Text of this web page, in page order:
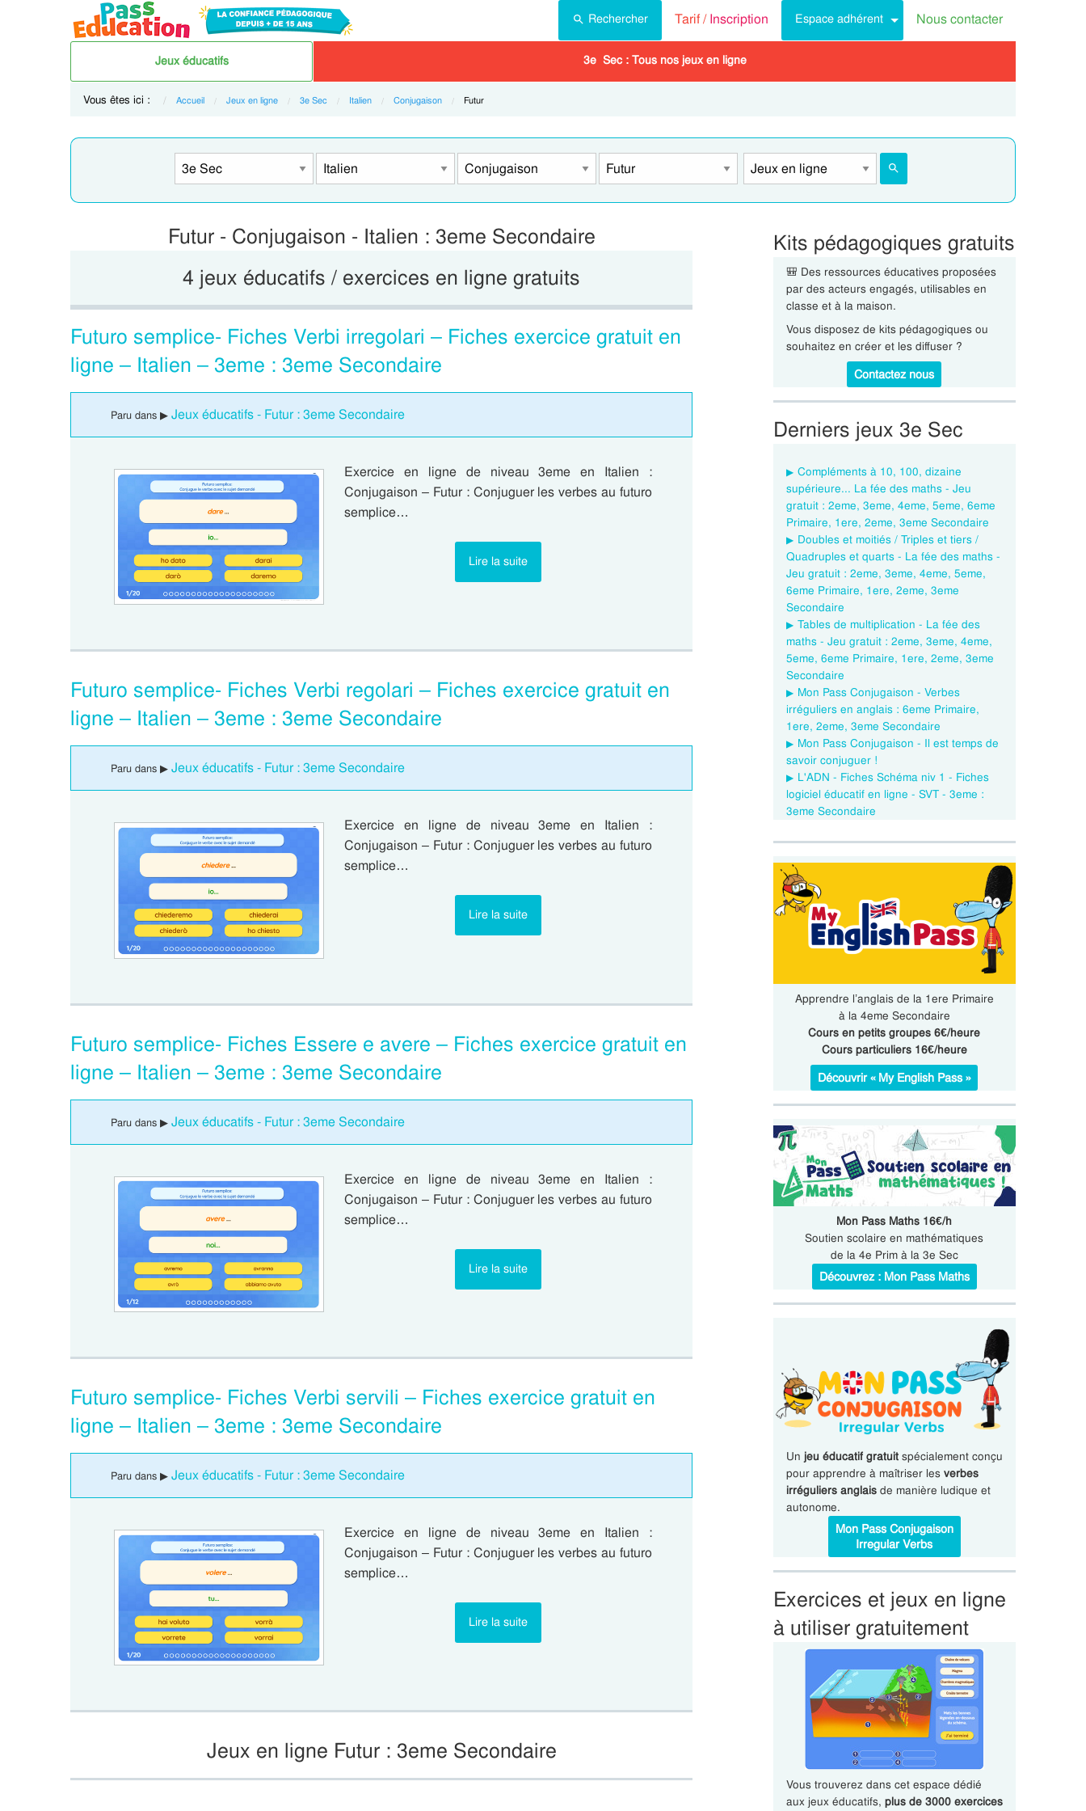
Rechercher Tarif /Inscription Espace adhérent Nous contacter
Jeux éducatifs 3e Sec : Tous nos jeux en ligne
Vous êtes ici : Accueil Jeux en ligne 3e Sec Italien Conjugaison Current:
Futur
Futur - Conjugaison - Italien : 3eme Secondaire
4 jeux éducatifs / exercices en ligne gratuits
Futuro semplice- Fiches Verbi irregolari – Fiches exercice gratuit en
ligne – Italien – 3eme : 3eme Secondaire
Paru dans ▶ Jeux éducatifs - Futur : 3eme Secondaire
Exercice en ligne de niveau 3eme en Italien :
Conjugaison – Futur : Conjuguer les verbes au futuro
semplice…
Lire la suite
Futuro semplice- Fiches Verbi regolari – Fiches exercice gratuit en
ligne – Italien – 3eme : 3eme Secondaire
Paru dans ▶ Jeux éducatifs - Futur : 3eme Secondaire
Exercice en ligne de niveau 3eme en Italien :
Conjugaison – Futur : Conjuguer les verbes au futuro
semplice…
Lire la suite
Futuro semplice- Fiches Essere e avere – Fiches exercice gratuit en
ligne – Italien – 3eme : 3eme Secondaire
Paru dans ▶ Jeux éducatifs - Futur : 3eme Secondaire
Exercice en ligne de niveau 3eme en Italien :
Conjugaison – Futur : Conjuguer les verbes au futuro
semplice…
Lire la suite
Futuro semplice- Fiches Verbi servili – Fiches exercice gratuit en
ligne – Italien – 3eme : 3eme Secondaire
Paru dans ▶ Jeux éducatifs - Futur : 3eme Secondaire
Exercice en ligne de niveau 3eme en Italien :
Conjugaison – Futur : Conjuguer les verbes au futuro
semplice…
Lire la suite
Jeux en ligne Futur : 3eme Secondaire
Kits pédagogiques gratuits
🎒 Des ressources éducatives proposées
par des acteurs engagés, utilisables en
classe et à la maison.
Vous disposez de kits pédagogiques ou
souhaitez en créer et les diffuser ?
Contactez nous
Derniers jeux 3e Sec
Compléments à 10, 100, dizaine
supérieure... La fée des maths - Jeu
gratuit : 2eme, 3eme, 4eme, 5eme, 6eme
Primaire, 1ere, 2eme, 3eme Secondaire
Doubles et moitiés / Triples et tiers /
Quadruples et quarts - La fée des maths -
Jeu gratuit : 2eme, 3eme, 4eme, 5eme,
6eme Primaire, 1ere, 2eme, 3eme
Secondaire
Tables de multiplication - La fée des
maths - Jeu gratuit : 2eme, 3eme, 4eme,
5eme, 6eme Primaire, 1ere, 2eme, 3eme
Secondaire
Mon Pass Conjugaison - Verbes
irréguliers en anglais : 6eme Primaire,
1ere, 2eme, 3eme Secondaire
Mon Pass Conjugaison - Il est temps de
savoir conjuguer !
L'ADN - Fiches Schéma niv 1 - Fiches
logiciel éducatif en ligne - SVT - 3eme :
3eme Secondaire
Apprendre l’anglais de la 1ere Primaire
à la 4eme Secondaire
Cours en petits groupes 6€/heure
Cours particuliers 16€/heure
Découvrir « My English Pass »
Mon Pass Maths 16€/h
Soutien scolaire en mathématiques
de la 4e Prim à la 3e Sec
Découvrez : Mon Pass Maths
Un jeu éducatif gratuitspécialement conçu
pour apprendre à maîtriser les verbes
irréguliers anglaisde manière ludique et
autonome.
Mon Pass Conjugaison
Irregular Verbs
Exercices et jeux en ligne
à utiliser gratuitement
Vous trouverez dans cet espace dédié
aux jeux éducatifs, plus de 3000 exercices